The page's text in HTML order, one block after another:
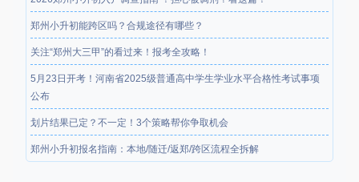
郑州小升初能跨区吗？合规途径有哪些？
关注“郑州大三甲”的看过来！报考全攻略！
5月23日开考！河南省2025级普通高中学生学业水平合格性考试事项
公布
划片结果已定？不一定！3个策略帮你争取机会
郑州小升初报名指南：本地/随迁/返郑/跨区流程全拆解